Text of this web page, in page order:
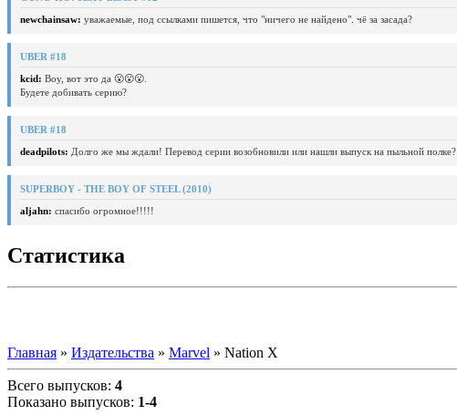
newchainsaw: уважаемые, под ссылками пишется, что "ничего не найдено". чё за засада?
UBER #18
kcid: Воу, вот это да 😮😮😮.
Будете добивать серию?
UBER #18
deadpilots: Долго же мы ждали! Перевод серии возобновили или нашли выпуск на пыльной полке?
SUPERBOY - THE BOY OF STEEL (2010)
aljahn: спасибо огромное!!!!!
Статистика
Главная » Издательства » Marvel » Nation X
Всего выпусков: 4
Показано выпусков: 1-4